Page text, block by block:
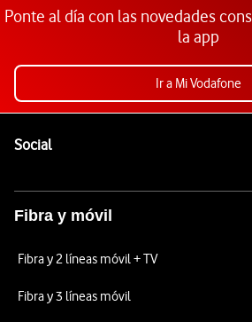
Ponte al día con las novedades
la app
Ir a Mi Vodafone
SocialEnlaces a las redes sociales de
Fibra y móvil
Fibra y 2 líneas móvil + TV
Fibra y 3 líneas móvil